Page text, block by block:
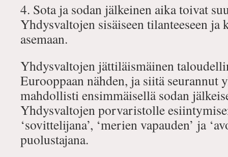
4. Sota ja sodan jälkeinen aika toivat
Yhdysvaltojen sisäiseen tilanteeseen ja
asemaan.
Yhdysvaltojen jättiläismäinen
Eurooppaan nähden, ja siitä seurannut
mahdollisti ensimmäisellä sodan
Yhdysvaltojen porvaristolle
‘sovittelijana’, ‘merien vapauden’ ja
puolustajana.